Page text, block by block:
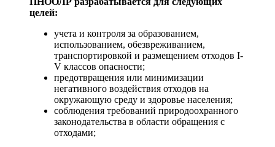
целей:
учета и контроля за образованием,
использованием, обезвреживанием,
транспортировкой и размещением отходов I-
V классов опасности;
предотвращения или минимизации
негативного воздействия отходов на
окружающую среду и здоровье населения;
соблюдения требований природоохранного
законодательства в области обращения с
отходами;